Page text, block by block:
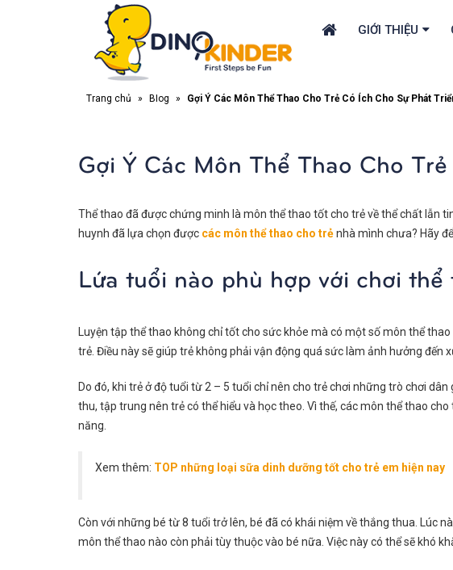
GIỚI THIỆU
Trang chủ » Blog » Gợi Ý Các Môn Thể Thao Cho Trẻ Có Ích Cho Sự Phát
Gợi Ý Các Môn Thể Thao Cho
Thể thao đã được chứng minh là môn thể thao tốt cho trẻ về thể chất lẫn
huynh đã lựa chọn được các môn thể thao cho trẻnhà mình chưa? Hãy
Lứa tuổi nào phù hợp với chơi thể
Luyện tập thể thao không chỉ tốt cho sức khỏe mà có một số môn thể
trẻ. Điều này sẽ giúp trẻ không phải vận động quá sức làm ảnh hưởng đến
Do đó, khi trẻ ở độ tuổi từ 2 – 5 tuổi chỉ nên cho trẻ chơi những trò chơi
thu, tập trung nên trẻ có thể hiểu và học theo. Vì thế, các môn thể thao
năng.
Xem thêm: TOP những loại sữa dinh dưỡng tốt cho trẻ em hiện nay
Còn với những bé từ 8 tuổi trở lên, bé đã có khái niệm về thắng thua. Lúc
môn thể thao nào còn phải tùy thuộc vào bé nữa. Việc này có thể sẽ khó